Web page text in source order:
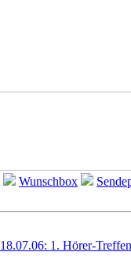
Wunschbox
18.07.06: 1. Hörer-